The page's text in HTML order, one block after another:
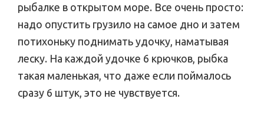
рыбалке в открытом море. Все очень просто:
надо опустить грузило на самое дно и затем
потихоньку поднимать удочку, наматывая
леску. На каждой удочке 6 крючков, рыбка
такая маленькая, что даже если поймалось
сразу 6 штук, это не чувствуется.